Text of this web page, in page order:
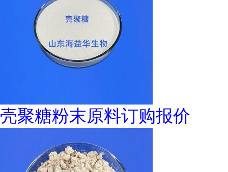
壳聚糖粉末原料订购报价